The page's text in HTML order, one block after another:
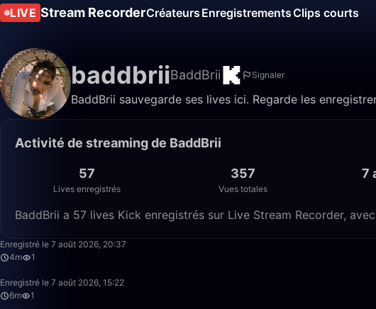
LIVE Stream RecorderCréateurs EnregistrementsClips courts
baddbriiBaddBrii Signaler
BaddBrii sauvegarde ses lives ici. Regarde les
Activité de streaming de BaddBrii
57
Lives enregistrés
357
Vues totales
7
BaddBrii a 57 lives Kick enregistrés sur Live Stream Recorder,
Enregistré le 7 août 2026, 20:37
4m
1
Enregistré le 7 août 2026, 15:22
6m
1